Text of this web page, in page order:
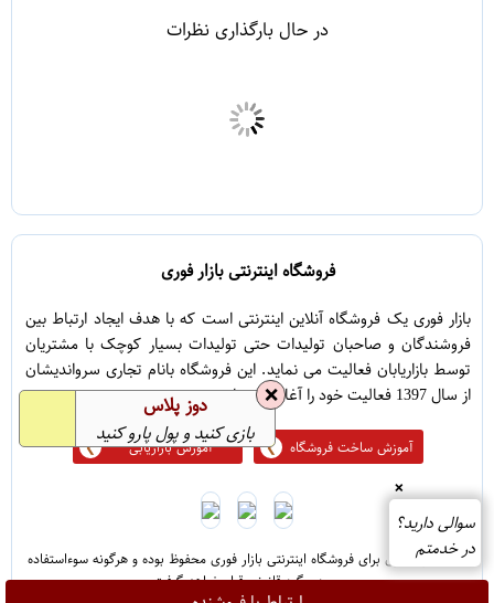
در حال بارگذاری نظرات
فروشگاه اینترنتی بازار فوری
بازار فوری یک فروشگاه آنلاین اینترنتی است که با هدف ایجاد ارتباط بین
فروشندگان و صاحبان تولیدات حتی تولیدات بسیار کوچک با مشتریان
توسط بازاریابان فعالیت می نماید. این فروشگاه بانام تجاری سرواندیشان
از سال 1397 فعالیت خود را آغاز نموده است.
آموزش ساخت فروشگاه آموزش بازاریابی
@ تمامی حقوق برای فروشگاه اینترنتی بازار فوری محفوظ بوده و هرگونه سوءاستفاده
مورد پیگرد قانونی قرار خواهد گرفت
❌
سوالی دارید؟
در خدمتم
❌ دوز پلاس
بازی کنید و پول پارو کنید